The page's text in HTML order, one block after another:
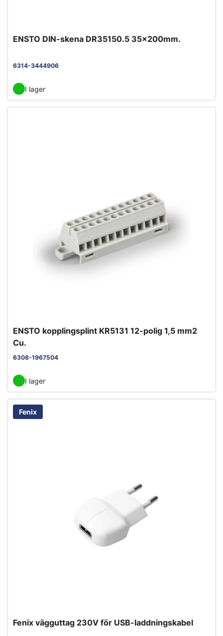
ENSTO DIN-skena DR35150.5 35x200mm.
6314-3444906
I lager
ENSTO kopplingsplint KR5131 12-polig 1,5 mm2
Cu.
6308-1967504
I lager
Fenix
Fenix vägguttag 230V för USB-laddningskabel